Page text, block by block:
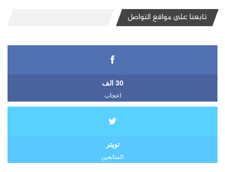
تابعنا على مواقع التواصل
30 الف
اعجاب
تويتر
المتابعين